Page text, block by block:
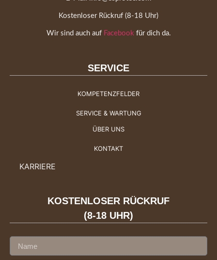
Kostenloser Rückruf (8-18 Uhr)
Wir sind auch auf Facebookfür dich da.
SERVICE
KOMPETENZFELDER
SERVICE & WARTUNG
ÜBER UNS
KONTAKT
KARRIERE
KOSTENLOSER RÜCKRUF
(8-18 UHR)